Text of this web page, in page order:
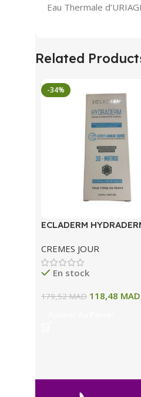
Eau Thermale
Related
-34%
ECLADERM
ML
CREMES JOUR
En stock
179,52MAD 118,48 MAD